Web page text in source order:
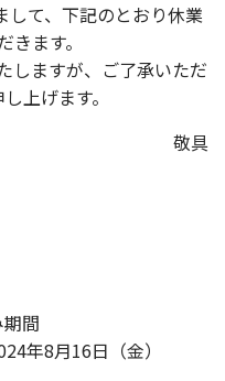
て、下記のとおり休業
きます。
しますが、ご了承いただ
上げます。
敬具
間
年8月16日（金）